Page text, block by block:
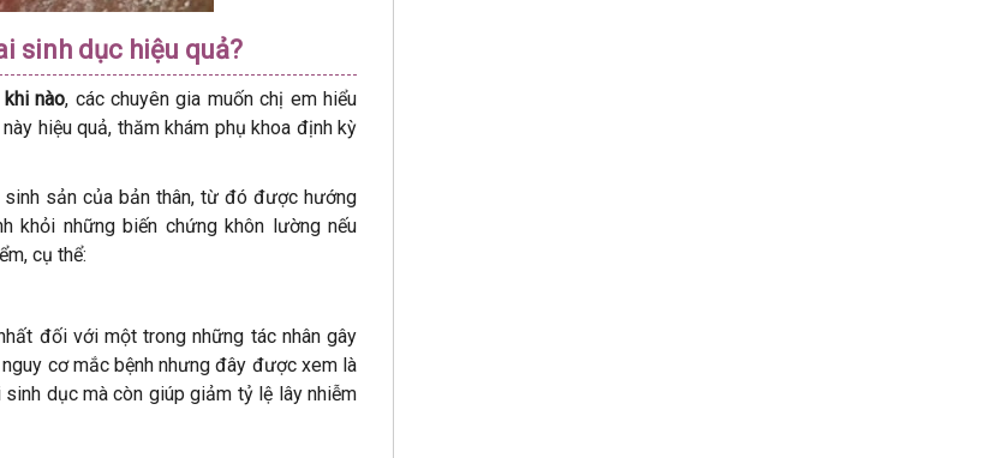
sinh dục hiệu quả?
nào, các chuyên gia muốn chị em hiểu
hiệu quả, thăm khám phụ khoa định kỳ
sản của bản thân, từ đó được hướng
khỏi những biến chứng khôn lường nếu
cụ thể:
đối với một trong những tác nhân gây
cơ mắc bệnh nhưng đây được xem là
dục mà còn giúp giảm tỷ lệ lây nhiễm